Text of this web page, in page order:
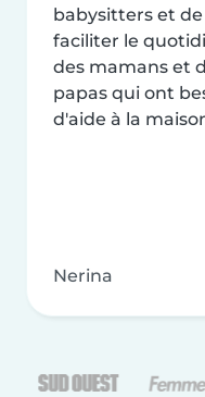
babysitters et de
faciliter le
des mamans et
papas qui ont
d'aide à la
Nerina